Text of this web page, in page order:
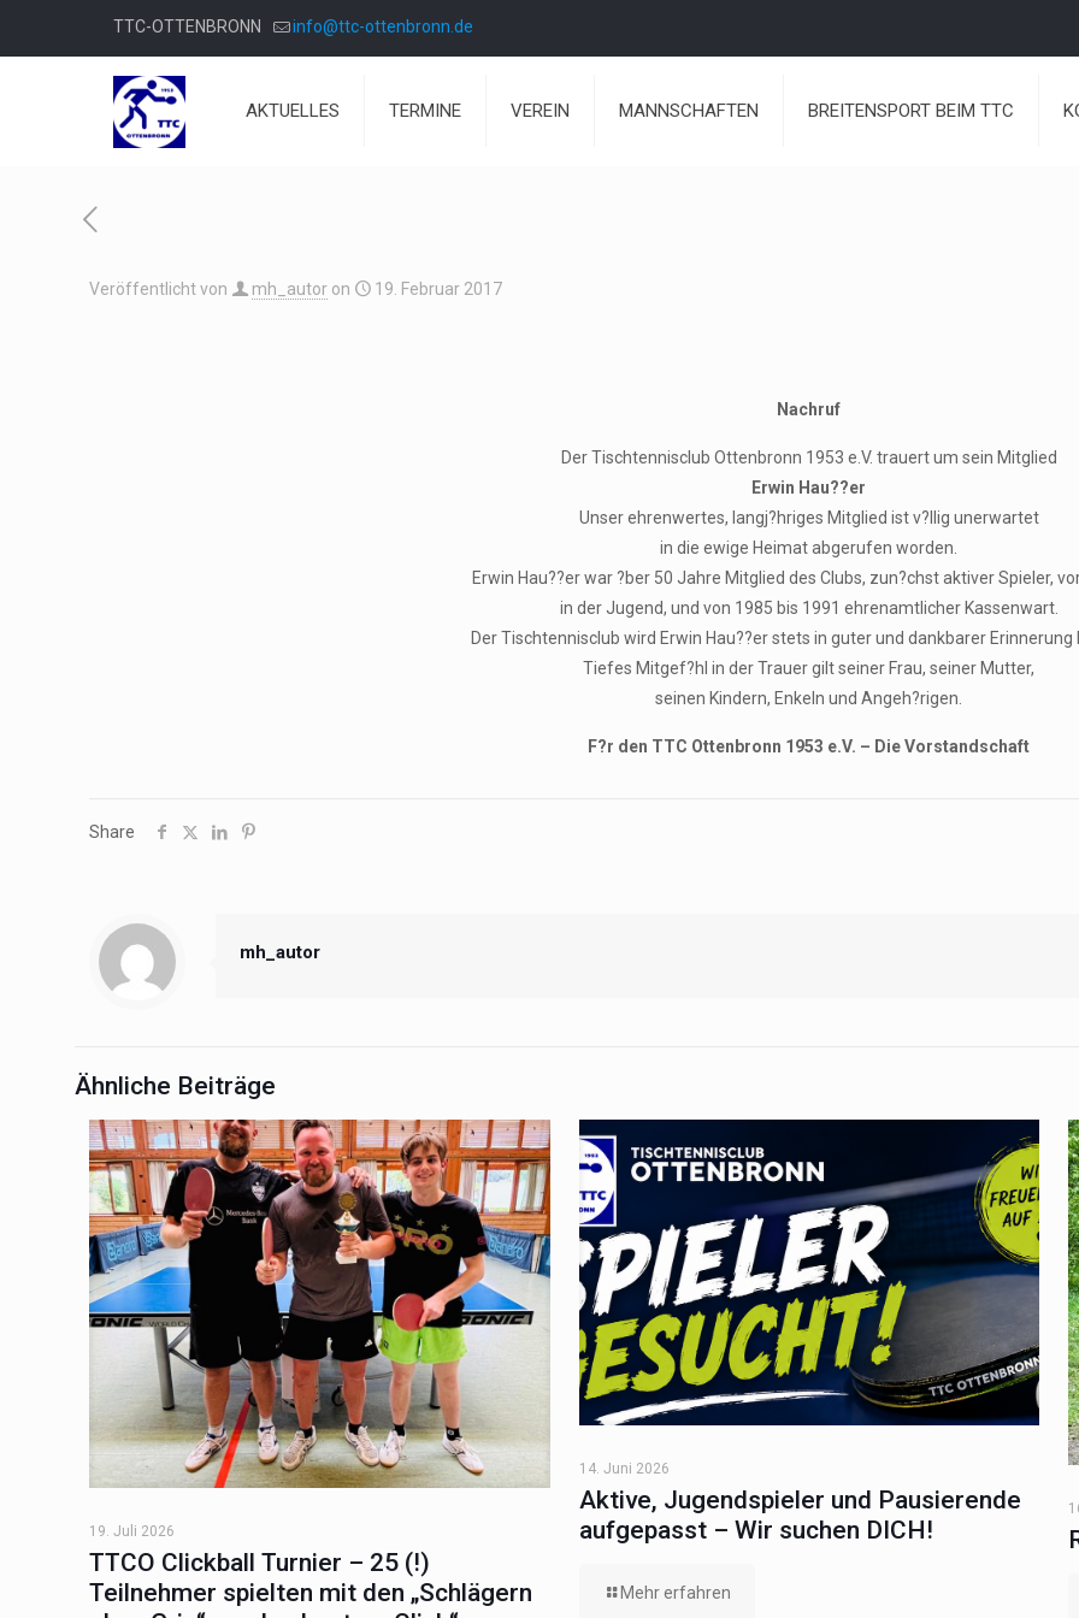
TTC-OTTENBRONN info@ttc-ottenbronn.de
AKTUELLES TERMINE VEREIN MANNSCHAFTEN BREITENSPORT BEIM TTC
Veröffentlicht von mh_autor on 19. Februar 2017
Nachruf
Der Tischtennisclub Ottenbronn 1953 e.V. trauert um sein Mitglied
Erwin Hau??er
Unser ehrenwertes, langj?hriges Mitglied ist v?llig unerwartet
in die ewige Heimat abgerufen worden.
Erwin Hau??er war ?ber 50 Jahre Mitglied des Clubs, zun?chst aktiver Spieler,
in der Jugend, und von 1985 bis 1991 ehrenamtlicher Kassenwart.
Der Tischtennisclub wird Erwin Hau??er stets in guter und dankbarer Erinnerung
Tiefes Mitgef?hl in der Trauer gilt seiner Frau, seiner Mutter,
seinen Kindern, Enkeln und Angeh?rigen.
F?r den TTC Ottenbronn 1953 e.V. – Die Vorstandschaft
Share
mh_autor
Ähnliche Beiträge
19. Juli 2026
TTCO Clickball Turnier – 25 (!)
Teilnehmer spielten mit den „Schlägern
14. Juni 2026
Aktive, Jugendspieler und Pausierende
aufgepasst – Wir suchen DICH!
Mehr erfahren